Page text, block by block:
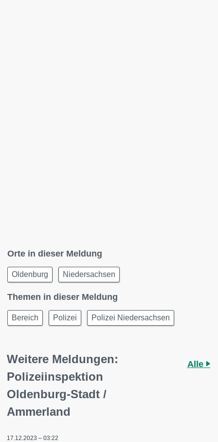
Orte in dieser Meldung
Oldenburg Niedersachsen
Themen in dieser Meldung
Bereich Polizei Polizei Niedersachsen
Weitere Meldungen:
Polizeiinspektion
Oldenburg-Stadt /
Ammerland
Alle
17.12.2023 – 03:22